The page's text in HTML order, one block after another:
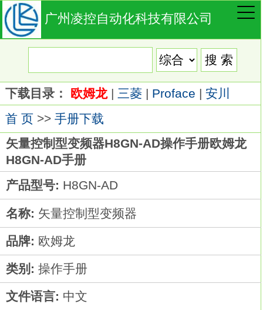
广州凌控自动化科技有限公司
下载目录： 欧姆龙| 三菱| Proface | 安川
首 页>> 手册下载
矢量控制型变频器H8GN-AD操作手册欧姆龙
H8GN-AD手册
产品型号: H8GN-AD
名称: 矢量控制型变频器
品牌: 欧姆龙
类别: 操作手册
文件语言: 中文